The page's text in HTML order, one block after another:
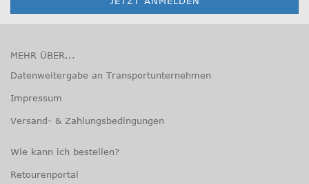
MEHR ÜBER...
Datenweitergabe an Transportunternehmen
Impressum
Versand- & Zahlungsbedingungen
Wie kann ich bestellen?
Retourenportal